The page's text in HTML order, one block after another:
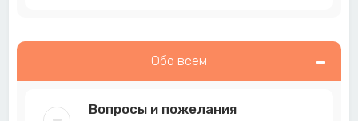
Обо всем
Вопросы и пожелания